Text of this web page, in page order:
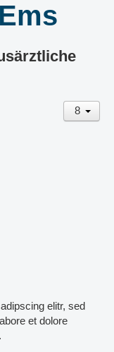
elitr, sed
et dolore